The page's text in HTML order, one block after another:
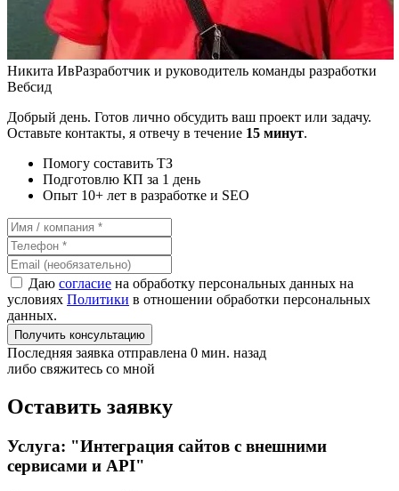
Никита ИвРазработчик и руководитель команды разработки
Вебсид
Добрый день. Готов лично обсудить ваш проект или задачу.
Оставьте контакты, я отвечу в течение 15 минут.
Помогу составить ТЗ
Подготовлю КП за 1 день
Опыт 10+ лет в разработке и SEO
Даю согласие на обработку персональных данных на
условиях Политики в отношении обработки персональных
данных.
Получить консультацию
Последняя заявка отправлена 0 мин. назад
либо свяжитесь со мной
Оставить заявку
Услуга: "Интеграция сайтов с внешними
сервисами и API"